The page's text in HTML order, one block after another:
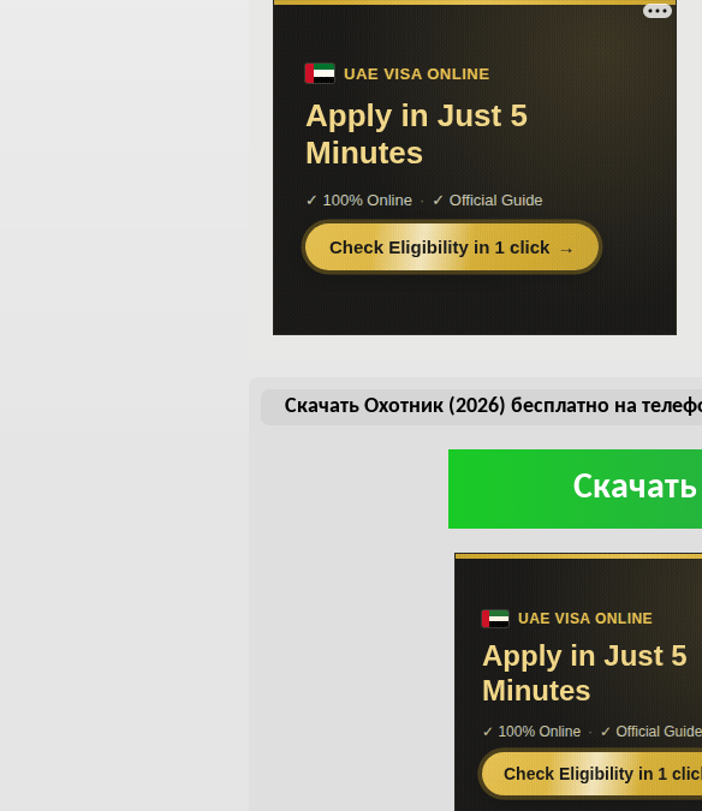
Скачать Охотник (2026) бесплатно на
Скачать